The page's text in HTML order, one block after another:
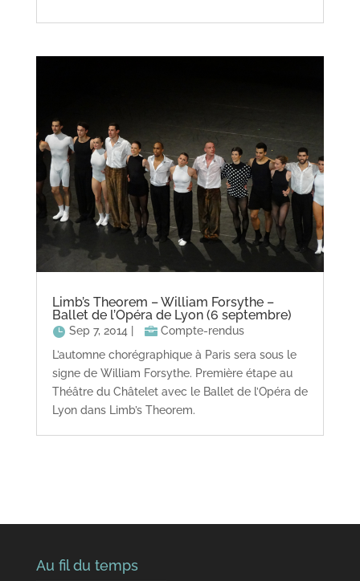
Limb’s Theorem – William Forsythe –
Ballet de l’Opéra de Lyon (6 septembre)
Sep 7, 2014
Compte-rendus
L’automne chorégraphique à Paris sera sous le
signe de William Forsythe. Première étape au
Théâtre du Châtelet avec le Ballet de l’Opéra de
Lyon dans Limb’s Theorem.
Au fil du temps